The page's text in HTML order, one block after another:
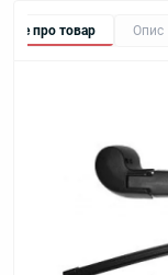
Все про товар Опис